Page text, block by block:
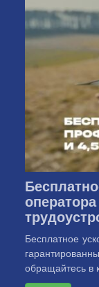
Бесплатное
обращайтесь в